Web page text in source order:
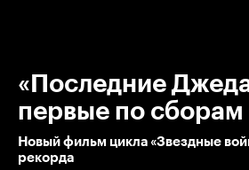
«Последние
первые по сборам
Новый фильм цикла «Звездные
рекорда